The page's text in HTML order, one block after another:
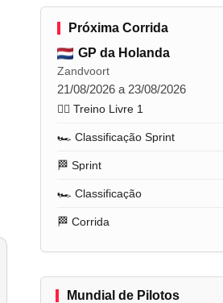
Próxima Corrida
GP da Holanda
Zandvoort
21/08/2026 a 23/08/2026
🏋️‍♂️ Treino Livre 1
🏎️ Classificação Sprint
🏁 Sprint
🏎️ Classificação
🏁 Corrida
Mundial de Pilotos